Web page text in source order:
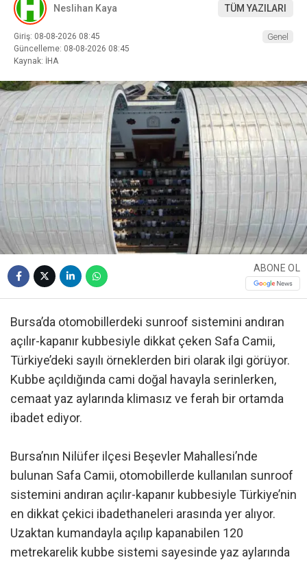
Neslihan Kaya TÜM YAZILARI
Giriş: 08-08-2026 08:45
Güncelleme: 08-08-2026 08:45
Kaynak: İHA
Genel
ABONE OL
Bursa’da otomobillerdeki sunroof sistemini andıran
açılır-kapanır kubbesiyle dikkat çeken Safa Camii,
Türkiye’deki sayılı örneklerden biri olarak ilgi görüyor.
Kubbe açıldığında cami doğal havayla serinlerken,
cemaat yaz aylarında klimasız ve ferah bir ortamda
ibadet ediyor.
Bursa’nın Nilüfer ilçesi Beşevler Mahallesi’nde
bulunan Safa Camii, otomobillerde kullanılan sunroof
sistemini andıran açılır-kapanır kubbesiyle Türkiye’nin
en dikkat çekici ibadethaneleri arasında yer alıyor.
Uzaktan kumandayla açılıp kapanabilen 120
metrekarelik kubbe sistemi sayesinde yaz aylarında